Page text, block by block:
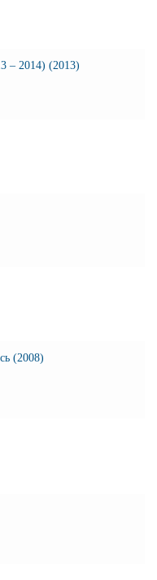
– 2014) (2013)
(2008)